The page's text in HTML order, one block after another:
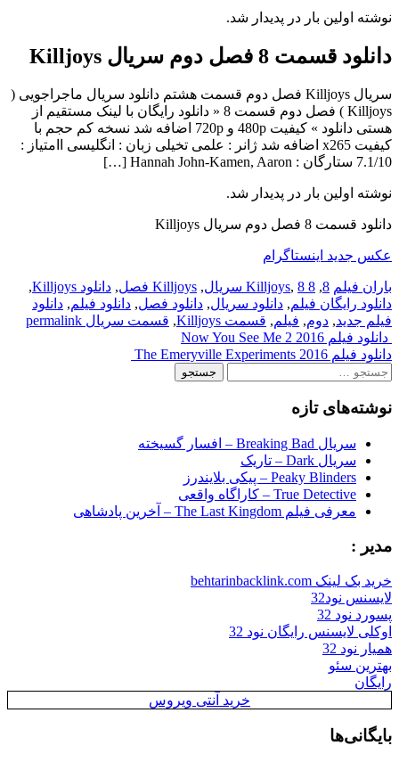
نوشته اولین بار در پدیدار شد.
دانلود قسمت 8 فصل دوم سریال Killjoys
سریال Killjoys فصل دوم قسمت هشتم دانلود سریال ماجراجویی (
Killjoys ) فصل دوم قسمت 8 « دانلود رایگان با لینک مستقیم از
هستی دانلود » کیفیت 480p و 720p اضافه شد نسخه کم حجم با
کیفیت x265 اضافه شد ژانر : علمی تخیلی زبان : انگلیسی اامتیاز :
7.1/10 ستارگان : Hannah John-Kamen, Aaron […]
نوشته اولین بار در پدیدار شد.
دانلود قسمت 8 فصل دوم سریال Killjoys
عکس جدید اینستاگرام
باران فیلم 8
,
8 Killjoys
, 8 سریال , Killjoys فصل , دانلود Killjoys
,
دانلود رایگان فیلم, دانلود سریال, دانلود فصل, دانلود فیلم, دانلود
فیلم جدید, دوم, فیلم, قسمت Killjoys , قسمت سریال
Post
navigation
دانلود فیلم Now You See Me 2 2016
دانلود فیلم The Emeryville Experiments 2016
جستجو
نوشته‌های تازه
سریال Breaking Bad – افسار گسیخته
سریال Dark – تاریک
Peaky Blinders – پیکی بلایندرز
True Detective – کاراگاه واقعی
معرفی فیلم The Last Kingdom – آخرین پادشاهی
مدیر :
خرید بک لینک behtarinbacklink.com
لایسنس نود32
پسورد نود 32
اوکلی لایسنس رایگان نود 32
همیار نود 32
بهترین سئو
رایگان
خرید آنتی ویروس
بایگانی‌ها